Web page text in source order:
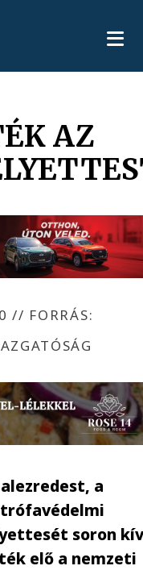
AZ
// FORRÁS:
a
soron
elő a nemzeti